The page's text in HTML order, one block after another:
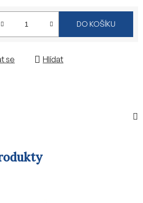
DO KOŠÍKU
se Hlídat